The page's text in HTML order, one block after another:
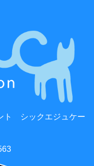
ト シックエジュケー